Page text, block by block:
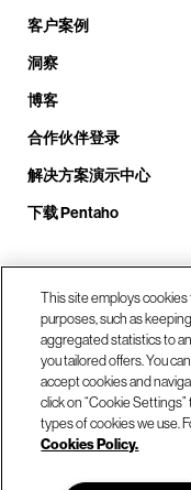
客户案例
洞察
博客
合作伙伴登录
解决方案演示中心
下载 Pentaho
致电我
This site employs
purposes, such as
aggregated statistics to
you tailored offers. You
accept cookies and
click on “Cookie
types of cookies we use.
Cookies Policy.